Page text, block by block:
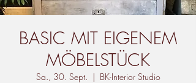
BASIC MIT EIGENEM
MÖBELSTÜCK
Sa., 30. Sept.
  |
BK-Interior Studio